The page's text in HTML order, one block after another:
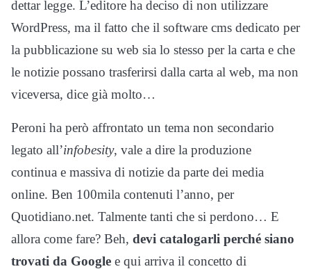
dettar legge. L’editore ha deciso di non utilizzare
WordPress, ma il fatto che il software cms dedicato per
la pubblicazione su web sia lo stesso per la carta e che
le notizie possano trasferirsi dalla carta al web, ma non
viceversa, dice già molto…
Peroni ha però affrontato un tema non secondario
legato all’infobesity, vale a dire la produzione
continua e massiva di notizie da parte dei media
online. Ben 100mila contenuti l’anno, per
Quotidiano.net. Talmente tanti che si perdono… E
allora come fare? Beh, devi catalogarli perché siano
trovati da Google e qui arriva il concetto di